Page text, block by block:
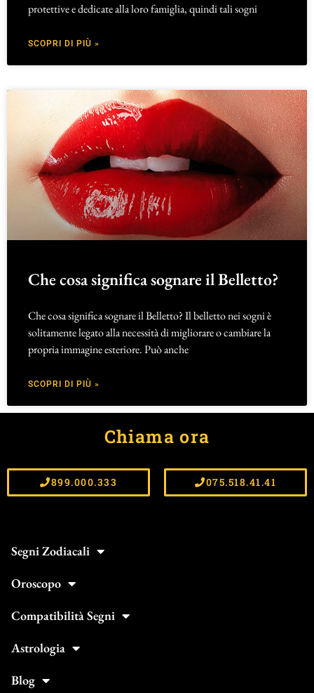
protettive e dedicate alla loro famiglia, quindi tali sogni
SCOPRI DI PIÙ »
Che cosa significa sognare il Belletto?
Che cosa significa sognare il Belletto? Il belletto nei sogni è
solitamente legato alla necessità di migliorare o cambiare la
propria immagine esteriore. Può anche
SCOPRI DI PIÙ »
Chiama ora
899.000.333 075.518.41.41
Segni Zodiacali
Oroscopo
Compatibilità Segni
Astrologia
Blog